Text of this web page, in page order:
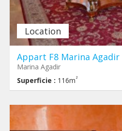
Location
Appart F8 Marina Agadir
Marina Agadir
Superficie : 116m²